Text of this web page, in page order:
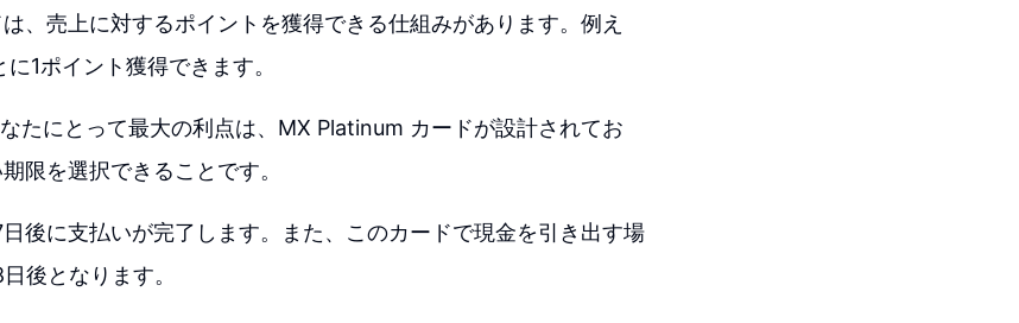
、売上に対するポイントを獲得できる仕組みがあります。例え
1ポイント獲得できます。
たにとって最大の利点は、MX Platinum カードが設計されてお
限を選択できることです。
後に支払いが完了します。また、このカードで現金を引き出す場
後となります。